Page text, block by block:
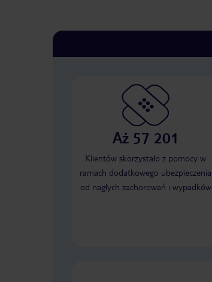
Aż 57 201
Klientów skorzystało z pomocy w
ramach dodatkowego ubezpieczenia
od nagłych zachorowań i wypadków